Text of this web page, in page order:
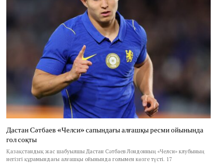
Дастан Сәтбаев «Челси» сапындағы алғашқы ресми ойынында
гол соқты
Қазақстандық жас шабуылшы Дастан Сәтбаев Лондонның «Челси» клубының
негізгі құрамындағы алғашқы ойынында голымен көзге түсті. 17